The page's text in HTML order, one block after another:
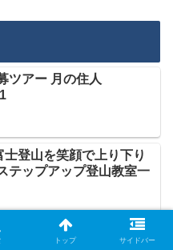
ツアー 月の住人
士登山を笑顔で上り下り
テップアップ登山教室一
めて杣添尾根から横岳２
トップ サイドバー